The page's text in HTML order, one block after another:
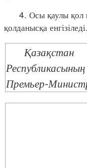
4. Осы қаулы қол
қолданысқа енгізіледі.
Қазақстан
Республикасының
Премьер-